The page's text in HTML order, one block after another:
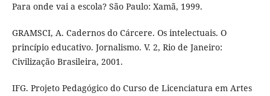
Para onde vai a escola? São Paulo: Xamã, 1999.
GRAMSCI, A. Cadernos do Cárcere. Os intelectuais. O
princípio educativo. Jornalismo. V. 2, Rio de Janeiro:
Civilização Brasileira, 2001.
IFG. Projeto Pedagógico do Curso de Licenciatura em Artes